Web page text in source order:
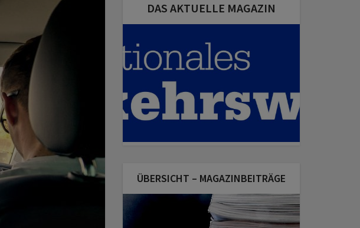
DAS AKTUELLE MAGAZIN
ÜBERSICHT – MAGAZINBEITRÄGE